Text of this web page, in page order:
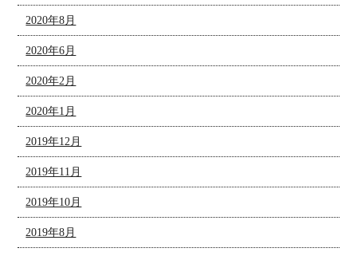
2020年8月
2020年6月
2020年2月
2020年1月
2019年12月
2019年11月
2019年10月
2019年8月